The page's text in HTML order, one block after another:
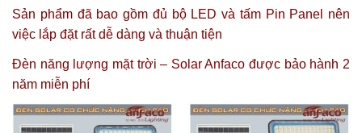
Sản phẩm đã bao gồm đủ bộ LED và tấm Pin Panel nên
việc lắp đặt rất dễ dàng và thuận tiện
Đèn năng lượng mặt trời – Solar Anfaco được bảo hành 2
năm miễn phí